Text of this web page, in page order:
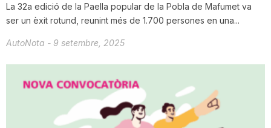
La 32a edició de la Paella popular de la Pobla de Mafumet va
ser un èxit rotund, reunint més de 1.700 persones en una...
AutoNota - 9 setembre, 2025